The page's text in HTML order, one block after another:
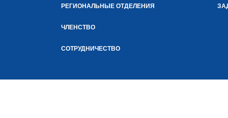
РЕГИОНАЛЬНЫЕ ОТДЕЛЕНИЯ
ЧЛЕНСТВО
СОТРУДНИЧЕСТВО